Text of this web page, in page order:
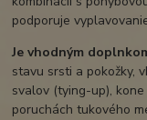
podporuje
Je vhodným
stavu srsti a pokožky,
svalov (tying-up),
poruchách tukového